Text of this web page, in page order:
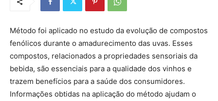
Método foi aplicado no estudo da evolução de compostos
fenólicos durante o amadurecimento das uvas. Esses
compostos, relacionados a propriedades sensoriais da
bebida, são essenciais para a qualidade dos vinhos e
trazem benefícios para a saúde dos consumidores.
Informações obtidas na aplicação do método ajudam o